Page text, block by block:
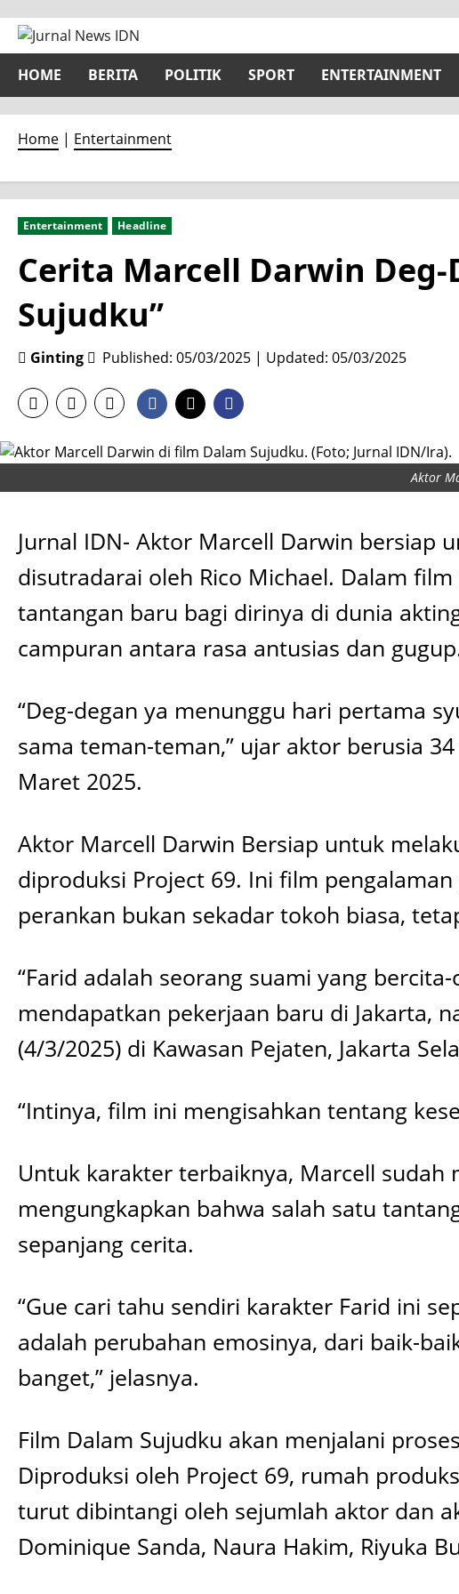
Skip
to
content
HOME BERITA POLITIK SPORT ENTERTAINMENT
Home | Entertainment
Entertainment Headline
Cerita Marcell Darwin
Sujudku”
Ginting Published: 05/03/2025 | Updated: 05/03/2025
Aktor
Jurnal IDN- Aktor Marcell Darwin bersiap
disutradarai oleh Rico Michael. Dalam
tantangan baru bagi dirinya di dunia
campuran antara rasa antusias dan
“Deg-degan ya menunggu hari pertama
sama teman-teman,” ujar aktor berusia
Maret 2025.
Aktor Marcell Darwin Bersiap untuk
diproduksi Project 69. Ini film
perankan bukan sekadar tokoh biasa,
“Farid adalah seorang suami yang
mendapatkan pekerjaan baru di Jakarta,
(4/3/2025) di Kawasan Pejaten, Jakarta
“Intinya, film ini mengisahkan tentang
Untuk karakter terbaiknya, Marcell sudah
mengungkapkan bahwa salah satu
sepanjang cerita.
“Gue cari tahu sendiri karakter Farid ini
adalah perubahan emosinya, dari baik-
banget,” jelasnya.
Film Dalam Sujudku akan menjalani
Diproduksi oleh Project 69, rumah
turut dibintangi oleh sejumlah aktor dan
Dominique Sanda, Naura Hakim, Riyuka